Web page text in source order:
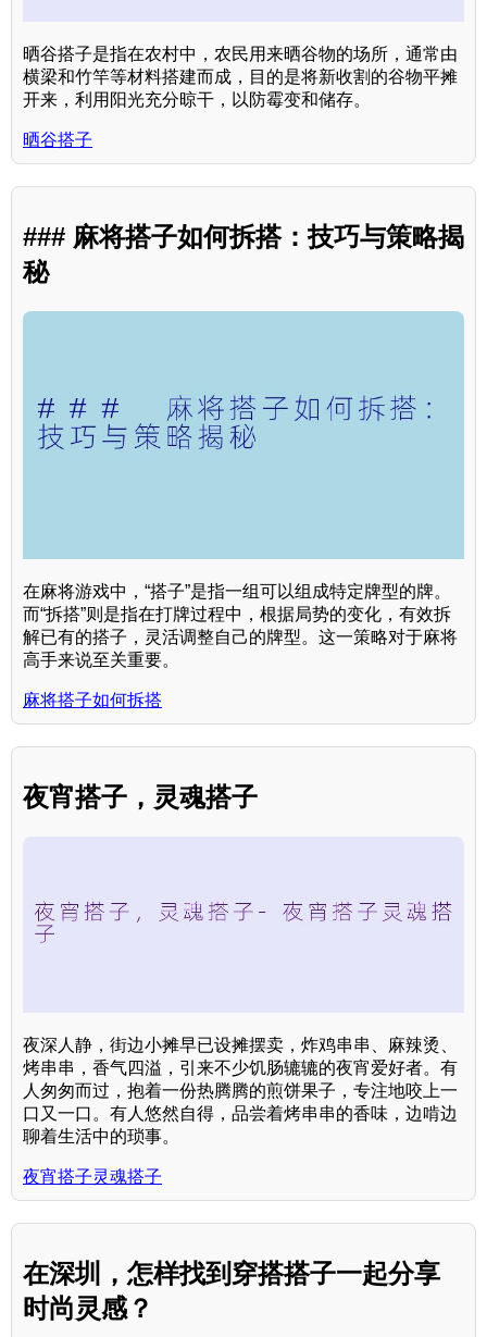
晒谷搭子是指在农村中，农民用来晒谷物的场所，通常由
横梁和竹竿等材料搭建而成，目的是将新收割的谷物平摊
开来，利用阳光充分晾干，以防霉变和储存。
晒谷搭子
### 麻将搭子如何拆搭：技巧与策略揭
秘
在麻将游戏中，“搭子”是指一组可以组成特定牌型的牌。
而“拆搭”则是指在打牌过程中，根据局势的变化，有效拆
解已有的搭子，灵活调整自己的牌型。这一策略对于麻将
高手来说至关重要。
麻将搭子如何拆搭
夜宵搭子，灵魂搭子
夜深人静，街边小摊早已设摊摆卖，炸鸡串串、麻辣烫、
烤串串，香气四溢，引来不少饥肠辘辘的夜宵爱好者。有
人匆匆而过，抱着一份热腾腾的煎饼果子，专注地咬上一
口又一口。有人悠然自得，品尝着烤串串的香味，边啃边
聊着生活中的琐事。
夜宵搭子灵魂搭子
在深圳，怎样找到穿搭搭子一起分享
时尚灵感？